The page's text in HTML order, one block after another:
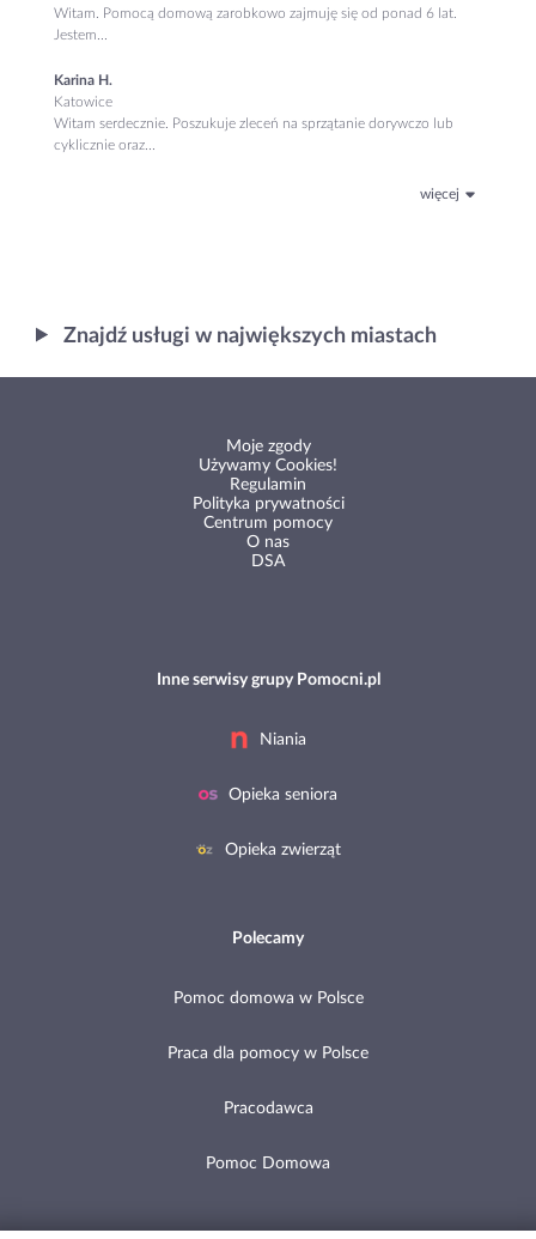
Witam. Pomocą domową zarobkowo zajmuję się od ponad 6 lat.
Jestem...
Karina H.
Katowice
Witam serdecznie. Poszukuje zleceń na sprzątanie dorywczo lub
cyklicznie oraz...
więcej
Znajdź usługi w największych miastach
Moje zgody
Używamy Cookies!
Regulamin
Polityka prywatności
Centrum pomocy
O nas
DSA
Inne serwisy grupy Pomocni.pl
Niania
Opieka seniora
Opieka zwierząt
Polecamy
Pomoc domowa w Polsce
Praca dla pomocy w Polsce
Pracodawca
Pomoc Domowa